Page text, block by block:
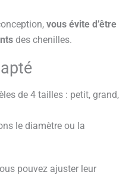
vous évite d’être
des chenilles.
de 4 tailles : petit, grand,
le diamètre ou la
pouvez ajuster leur